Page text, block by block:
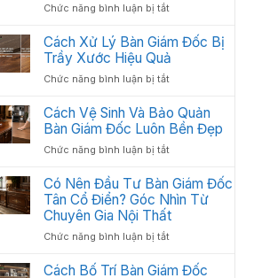
Tối
Không
Gian
2026
Những
Các
Hạng
Quan
Cần
Có
Chức năng bình luận bị tắtở
Pháp
Kế
Công
Nội
Tối
Ưu
Năm
2026
Cách Xử Lý Bàn Giám Đốc Bị
Trầy Xước Hiệu Quả
Chức năng bình luận bị tắtở
Xử
Lý
Bàn
Giám
Bị
Trầy
Xước
Quả
Cách Vệ Sinh Và Bảo Quản
Bàn Giám Đốc Luôn Bền Đẹp
Chức năng bình luận bị tắtở
Vệ
Sinh
Và
Bảo
Quản
Giám
Có Nên Đầu Tư Bàn Giám Đốc
Tân Cổ Điển? Góc Nhìn Từ
Chuyên Gia Nội Thất
Chức năng bình luận bị tắtở
Nên
Cách Bố Trí Bàn Giám Đốc